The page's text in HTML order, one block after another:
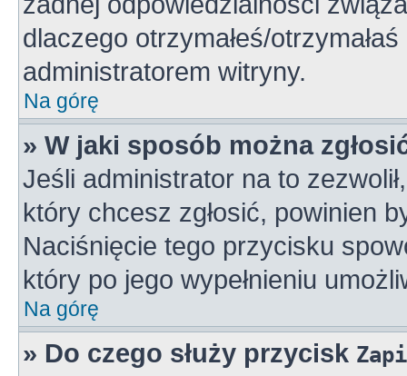
dlaczego otrzymałeś/
administratorem witryny.
Na górę
» W jaki sposób można
Jeśli administrator na to
który chcesz zgłosić, powinien
Naciśnięcie tego przycisku
który po jego wypełnieniu
Na górę
» Do czego służy przycisk